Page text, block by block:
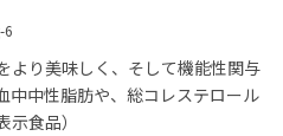
6
より美味しく、そして機能性関与
中中性脂肪や、総コレステロール
食品）